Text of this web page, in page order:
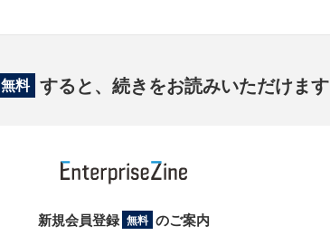
無料 すると、続きをお読みいただけます
新規会員登録 無料 のご案内